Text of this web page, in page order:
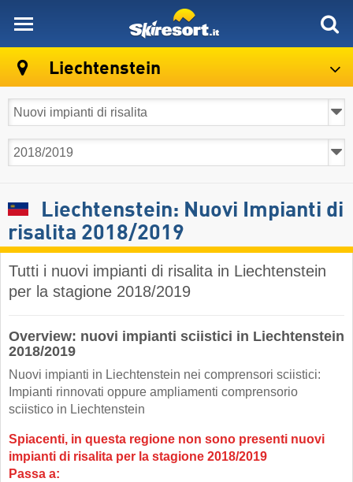
Liechtenstein
Liechtenstein: Nuovi Impianti di
risalita 2018/2019
Tutti i nuovi impianti di risalita in Liechtenstein
per la stagione 2018/2019
Overview: nuovi impianti sciistici in Liechtenstein
2018/2019
Nuovi impianti in Liechtenstein nei comprensori sciistici:
Impianti rinnovati oppure ampliamenti comprensorio
sciistico in Liechtenstein
Spiacenti, in questa regione non sono presenti nuovi
impianti di risalita per la stagione 2018/2019
Passa a: